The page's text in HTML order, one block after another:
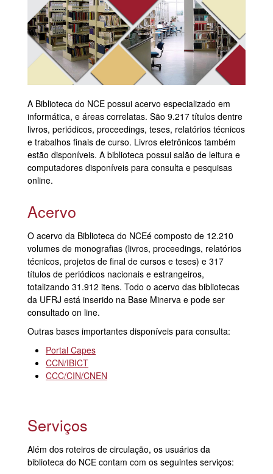
A Biblioteca do NCE possui acervo especializado em
informática, e áreas correlatas. São 9.217 títulos dentre
livros, periódicos, proceedings, teses, relatórios técnicos
e trabalhos finais de curso. Livros eletrônicos também
estão disponíveis. A biblioteca possui salão de leitura e
computadores disponíveis para consulta e pesquisas
online.
Acervo
O acervo da Biblioteca do NCEé composto de 12.210
volumes de monografias (livros, proceedings, relatórios
técnicos, projetos de final de cursos e teses) e 317
títulos de periódicos nacionais e estrangeiros,
totalizando 31.912 itens. Todo o acervo das bibliotecas
da UFRJ está inserido na Base Minerva e pode ser
consultado on line.
Outras bases importantes disponíveis para consulta:
Portal Capes
CCN/IBICT
CCC/CIN/CNEN
Serviços
Além dos roteiros de circulação, os usuários da
biblioteca do NCE contam com os seguintes serviços: